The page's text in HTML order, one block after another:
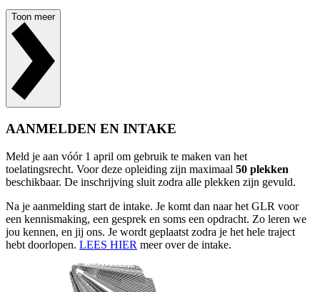
Toon meer
AANMELDEN EN INTAKE
Meld je aan vóór 1 april om gebruik te maken van het
toelatingsrecht. Voor deze opleiding zijn maximaal 50 plekken
beschikbaar. De inschrijving sluit zodra alle plekken zijn gevuld.
Na je aanmelding start de intake. Je komt dan naar het GLR voor
een kennismaking, een gesprek en soms een opdracht. Zo leren we
jou kennen, en jij ons. Je wordt geplaatst zodra je het hele traject
hebt doorlopen. LEES HIER meer over de intake.